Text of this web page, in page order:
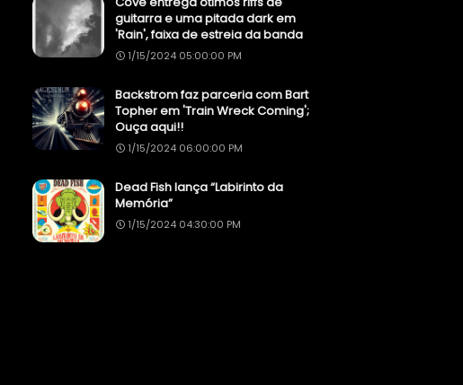
guitarra e uma pitada dark em
'Rain', faixa de estreia da banda
1/15/2024 05:00:00 PM
Backstrom faz parceria com Bart
Topher em 'Train Wreck Coming';
Ouça aqui!!
1/15/2024 06:00:00 PM
Dead Fish lança “Labirinto da
Memória”
1/15/2024 04:30:00 PM